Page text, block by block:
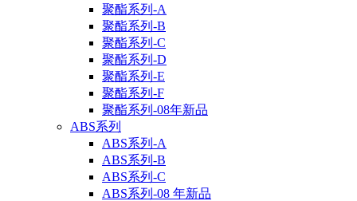
聚酯系列-A
聚酯系列-B
聚酯系列-C
聚酯系列-D
聚酯系列-E
聚酯系列-F
聚酯系列-08年新品
ABS系列
ABS系列-A
ABS系列-B
ABS系列-C
ABS系列-08 年新品